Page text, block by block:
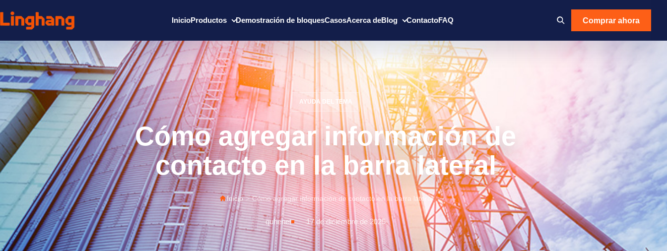
InicioProductos Demostración de bloquesCasosAcerca deBlog ContactoFAQ Comprar ahora
AYUDA DEL TEMA
Cómo agregar información de
contacto en la barra lateral
Inicio > Cómo agregar información de contacto en la barra lateral
quhenet 17 de diciembre de 2025